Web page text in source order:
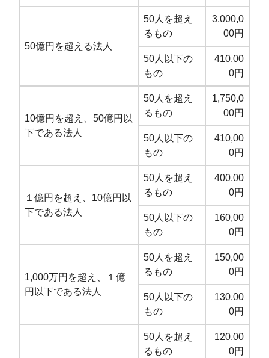
50億円を超える法人
50人を超え
るもの
3,000,0
00円
50人以下の
もの
410,00
0円
10億円を超え、50億円以
下である法人
50人を超え
るもの
1,750,0
00円
50人以下の
もの
410,00
0円
１億円を超え、10億円以
下である法人
50人を超え
るもの
400,00
0円
50人以下の
もの
160,00
0円
1,000万円を超え、１億
円以下である法人
50人を超え
るもの
150,00
0円
50人以下の
もの
130,00
0円
50人を超え
るもの
120,00
0円